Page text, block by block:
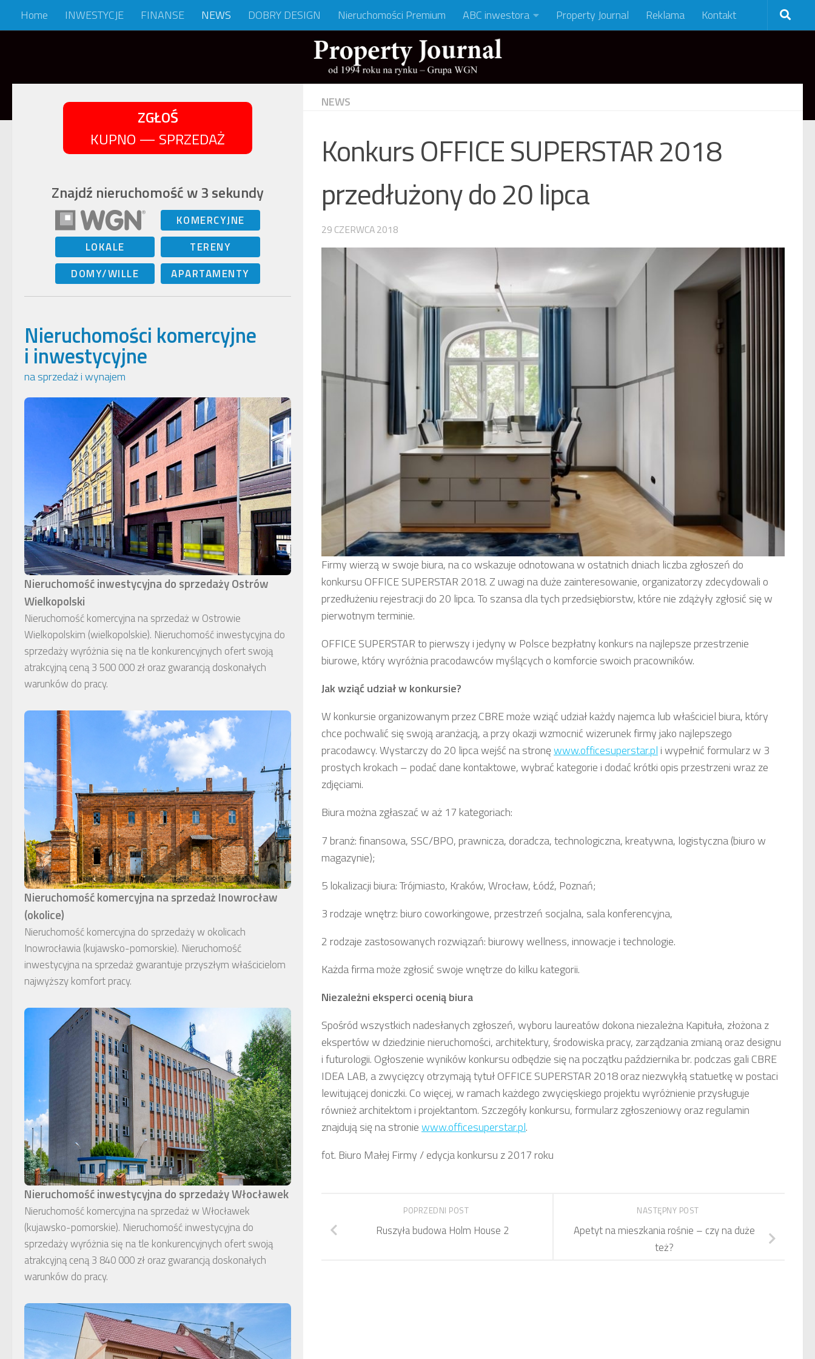
Skip to content
Home INWESTYCJE FINANSE NEWS DOBRY DESIGN Nieruchomości Premium ABC inwestora Property Journal Reklama Kontakt
NEWS
Konkurs OFFICE SUPERSTAR 2018
przedłużony do 20 lipca
29 CZERWCA 2018
Firmy wierzą w swoje biura, na co wskazuje odnotowana w ostatnich dniach liczba zgłoszeń do
konkursu OFFICE SUPERSTAR 2018. Z uwagi na duże zainteresowanie, organizatorzy zdecydowali o
przedłużeniu rejestracji do 20 lipca. To szansa dla tych przedsiębiorstw, które nie zdążyły zgłosić się w
pierwotnym terminie.
OFFICE SUPERSTAR to pierwszy i jedyny w Polsce bezpłatny konkurs na najlepsze przestrzenie
biurowe, który wyróżnia pracodawców myślących o komforcie swoich pracowników.
Jak wziąć udział w konkursie?
W konkursie organizowanym przez CBRE może wziąć udział każdy najemca lub właściciel biura, który
chce pochwalić się swoją aranżacją, a przy okazji wzmocnić wizerunek firmy jako najlepszego
pracodawcy. Wystarczy do 20 lipca wejść na stronęwww.officesuperstar.pl i wypełnić formularz w 3
prostych krokach – podać dane kontaktowe, wybrać kategorie i dodać krótki opis przestrzeni wraz ze
zdjęciami.
Biura można zgłaszać w aż 17 kategoriach:
7 branż: finansowa, SSC/BPO, prawnicza, doradcza, technologiczna, kreatywna, logistyczna (biuro w
magazynie);
5 lokalizacji biura: Trójmiasto, Kraków, Wrocław, Łódź, Poznań;
3 rodzaje wnętrz: biuro coworkingowe, przestrzeń socjalna, sala konferencyjna,
2 rodzaje zastosowanych rozwiązań: biurowy wellness, innowacje i technologie.
Każda firma może zgłosić swoje wnętrze do kilku kategorii.
Niezależni eksperci ocenią biura
Spośród wszystkich nadesłanych zgłoszeń, wyboru laureatów dokona niezależna Kapituła, złożona z
ekspertów w dziedzinie nieruchomości, architektury, środowiska pracy, zarządzania zmianą oraz designu
i futurologii. Ogłoszenie wyników konkursu odbędzie się na początku października br. podczas gali CBRE
IDEA LAB, a zwycięzcy otrzymają tytuł OFFICE SUPERSTAR 2018 oraz niezwykłą statuetkę w postaci
lewitującej doniczki. Co więcej, w ramach każdego zwycięskiego projektu wyróżnienie przysługuje
również architektom i projektantom. Szczegóły konkursu, formularz zgłoszeniowy oraz regulamin
znajdują się na stroniewww.officesuperstar.pl.
fot. Biuro Małej Firmy / edycja konkursu z 2017 roku
NASTĘPNY POST
Apetyt na mieszkania rośnie – czy na duże
też?
POPRZEDNI POST
Ruszyła budowa Holm House 2
ZGŁOŚ
KUPNO — SPRZEDAŻ
Znajdź nieruchomość w 3 sekundy
KOMERCYJNE
LOKALE
TERENY
DOMY/WILLE
APARTAMENTY
Nieruchomości komercyjne
i inwestycyjne
na sprzedaż i wynajem
Nieruchomość inwestycyjna do sprzedaży Ostrów
Wielkopolski
Nieruchomość komercyjna na sprzedaż w Ostrowie
Wielkopolskim (wielkopolskie). Nieruchomość inwestycyjna do
sprzedaży wyróżnia się na tle konkurencyjnych ofert swoją
atrakcyjną ceną 3 500 000 zł oraz gwarancją doskonałych
warunków do pracy.
Nieruchomość komercyjna na sprzedaż Inowrocław
(okolice)
Nieruchomość komercyjna do sprzedaży w okolicach
Inowrocławia (kujawsko-pomorskie). Nieruchomość
inwestycyjna na sprzedaż gwarantuje przyszłym właścicielom
najwyższy komfort pracy.
Nieruchomość inwestycyjna do sprzedaży Włocławek
Nieruchomość komercyjna na sprzedaż w Włocławek
(kujawsko-pomorskie). Nieruchomość inwestycyjna do
sprzedaży wyróżnia się na tle konkurencyjnych ofert swoją
atrakcyjną ceną 3 840 000 zł oraz gwarancją doskonałych
warunków do pracy.